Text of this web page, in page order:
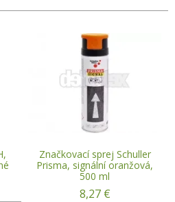
Značkovací sprej Schuller
Prisma, signální oranžová,
500 ml
8,27 €